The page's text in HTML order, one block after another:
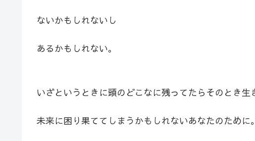
ないかもしれないし
あるかもしれない。
いざというときに頭のどこなに残ってたらそのとき生
未来に困り果ててしまうかもしれないあなたのために。